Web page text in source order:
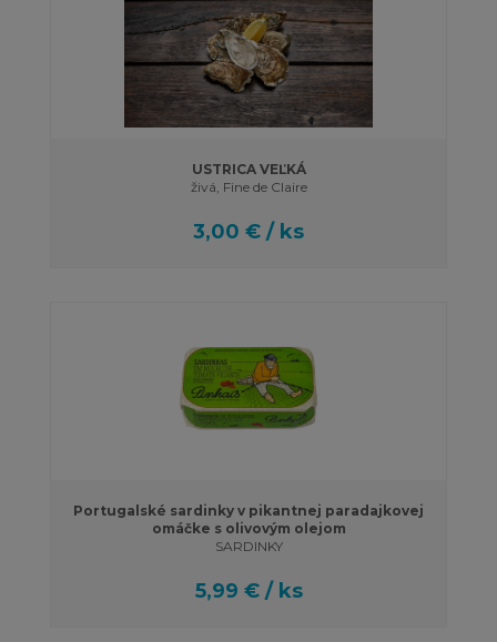
USTRICA VEĽKÁ
živá, Fine de Claire
3,00 € / ks
Portugalské sardinky v pikantnej paradajkovej
omáčke s olivovým olejom
SARDINKY
5,99 € / ks